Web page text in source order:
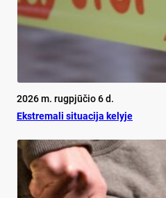
2026 m. rugpjūčio 6 d.
Ekst­re­ma­li si­tua­ci­ja ke­ly­je